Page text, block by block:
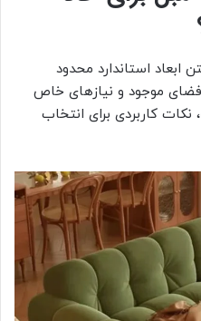
ابعاد استاندارد محدود
فضای موجود و نیازهای خاص
کاربردی برای انتخاب